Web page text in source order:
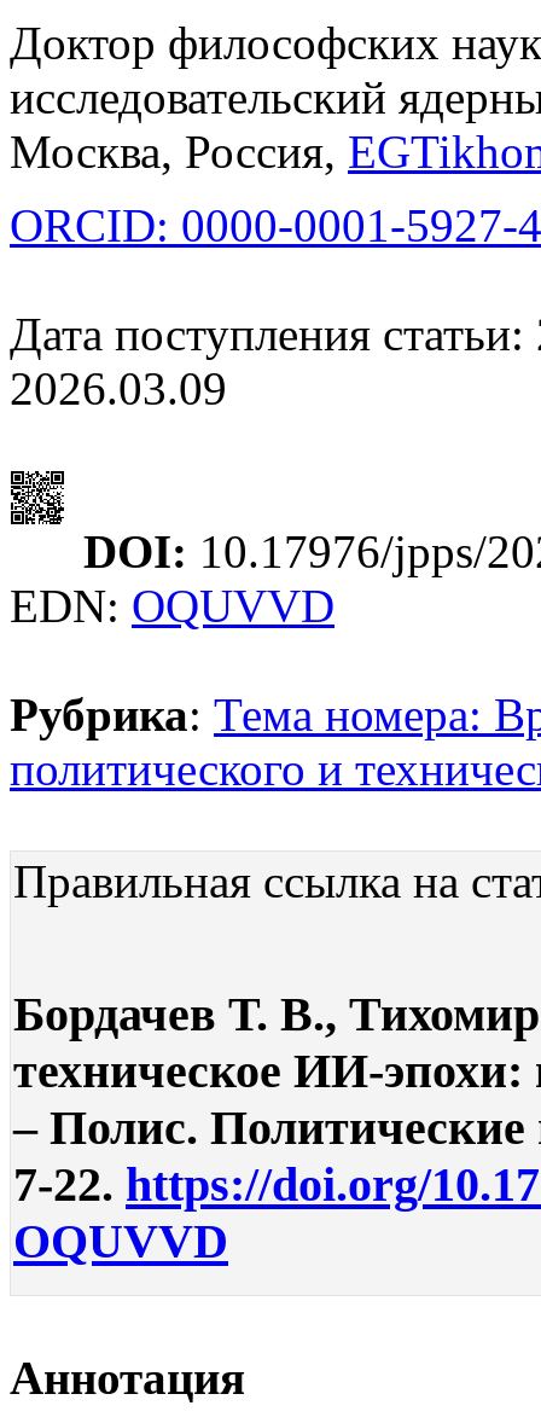
Доктор философских
исследовательский
Москва, Россия,
ORCID: 0000-0001-5927-
Дата поступления
2026.03.09
DOI: 10.17976/jpps/
EDN: OQUVVD
Рубрика: Тема номера:
политического и
Правильная ссылка на
Бордачев Т. В.,
техническое ИИ-эпохи:
– Полис.
7-22. https://doi.org/
OQUVVD
Аннотация